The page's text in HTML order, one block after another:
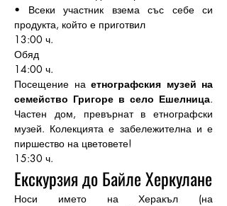
• Всеки участник взема със себе си
продукта, който е приготвил
13:00 ч.
Обяд
14:00 ч.
Посещение на етнографския музей на
семейство Григоре в село Ешелница.
Частен дом, превърнат в етнографски
музей. Колекцията е забележителна и е
пиршество на цветовете!
15:30 ч.
Екскурзия до Байле Херкулане
Носи името на Херакъл (на